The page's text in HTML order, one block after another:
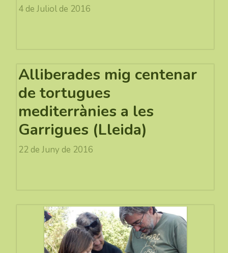
4 de Juliol de 2016
Alliberades mig centenar
de tortugues
mediterrànies a les
Garrigues (Lleida)
22 de Juny de 2016